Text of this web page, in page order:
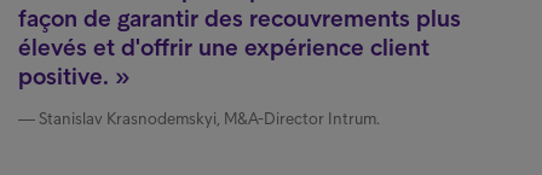
façon de garantir des recouvrements plus
élevés et d'offrir une expérience client
positive.
Stanislav Krasnodemskyi, M&A-Director Intrum.